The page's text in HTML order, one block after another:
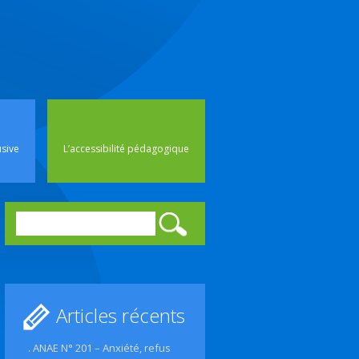
L’accessibilité pédagogique
Articles récents
. ANAE N° 201 – Anxiété, refus